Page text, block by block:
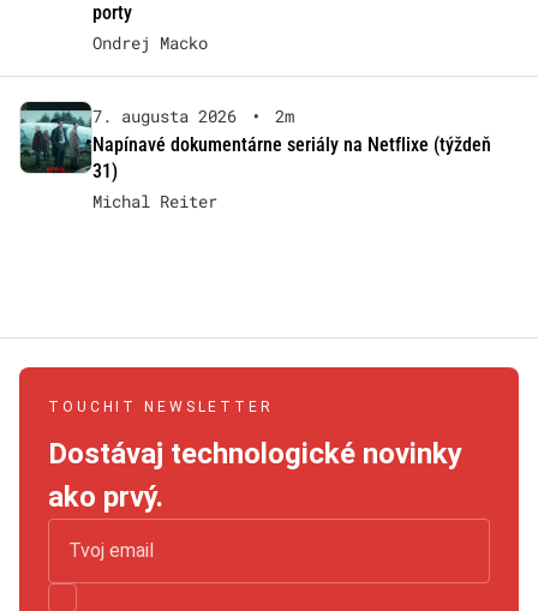
porty
Ondrej Macko
7. augusta 2026 •
2m
Napínavé dokumentárne seriály na Netflixe (týždeň
31)
Michal Reiter
TOUCHIT NEWSLETTER
Dostávaj technologické novinky
ako prvý.